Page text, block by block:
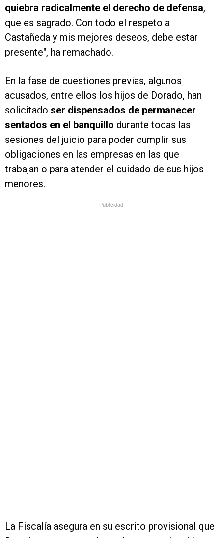
quiebra radicalmente el derecho de defensa,
que es sagrado. Con todo el respeto a
Castañeda y mis mejores deseos, debe estar
presente", ha remachado.
En la fase de cuestiones previas, algunos
acusados, entre ellos los hijos de Dorado, han
solicitado ser dispensados de permanecer
sentados en el banquillo durante todas las
sesiones del juicio para poder cumplir sus
obligaciones en las empresas en las que
trabajan o para atender el cuidado de sus hijos
menores.
Publicidad
La Fiscalía asegura en su escrito provisional que